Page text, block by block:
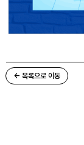
← 목록으로 이동